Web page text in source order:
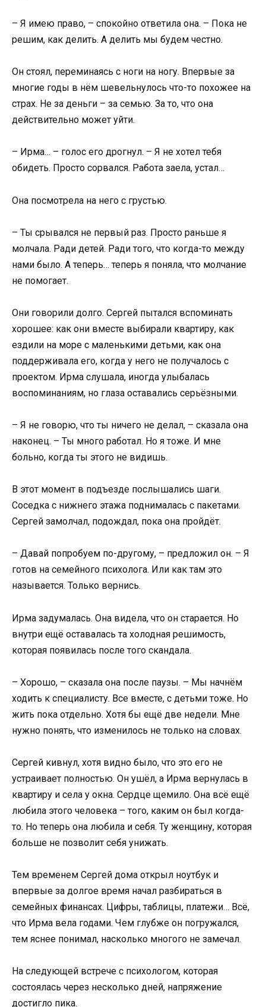
– Я имею право, – спокойно ответила она. – Пока не
решим, как делить. А делить мы будем честно.
Он стоял, переминаясь с ноги на ногу. Впервые за
многие годы в нём шевельнулось что-то похожее на
страх. Не за деньги – за семью. За то, что она
действительно может уйти.
– Ирма… – голос его дрогнул. – Я не хотел тебя
обидеть. Просто сорвался. Работа заела, устал…
Она посмотрела на него с грустью.
– Ты срывался не первый раз. Просто раньше я
молчала. Ради детей. Ради того, что когда-то между
нами было. А теперь… теперь я поняла, что молчание
не помогает.
Они говорили долго. Сергей пытался вспоминать
хорошее: как они вместе выбирали квартиру, как
ездили на море с маленькими детьми, как она
поддерживала его, когда у него не получалось с
проектом. Ирма слушала, иногда улыбалась
воспоминаниям, но глаза оставались серьёзными.
– Я не говорю, что ты ничего не делал, – сказала она
наконец. – Ты много работал. Но я тоже. И мне
больно, когда ты этого не видишь.
В этот момент в подъезде послышались шаги.
Соседка с нижнего этажа поднималась с пакетами.
Сергей замолчал, подождал, пока она пройдёт.
– Давай попробуем по-другому, – предложил он. – Я
готов на семейного психолога. Или как там это
называется. Только вернись.
Ирма задумалась. Она видела, что он старается. Но
внутри ещё оставалась та холодная решимость,
которая появилась после того скандала.
– Хорошо, – сказала она после паузы. – Мы начнём
ходить к специалисту. Все вместе, с детьми тоже. Но
жить пока отдельно. Хотя бы ещё две недели. Мне
нужно понять, что изменилось не только на словах.
Сергей кивнул, хотя видно было, что это его не
устраивает полностью. Он ушёл, а Ирма вернулась в
квартиру и села у окна. Сердце щемило. Она всё ещё
любила этого человека – того, каким он был когда-
то. Но теперь она любила и себя. Ту женщину, которая
больше не позволит себя унижать.
Тем временем Сергей дома открыл ноутбук и
впервые за долгое время начал разбираться в
семейных финансах. Цифры, таблицы, платежи… Всё,
что Ирма вела годами. Чем глубже он погружался,
тем яснее понимал, насколько многого не замечал.
На следующей встрече с психологом, которая
состоялась через несколько дней, напряжение
достигло пика.